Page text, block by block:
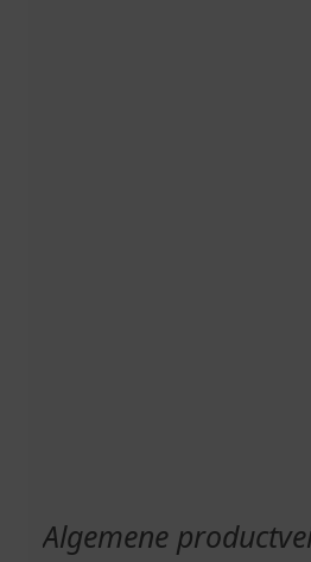
Algemene